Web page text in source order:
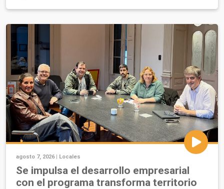
agosto 7, 2026 | Locales
Se impulsa el desarrollo empresarial
con el programa transforma territorio